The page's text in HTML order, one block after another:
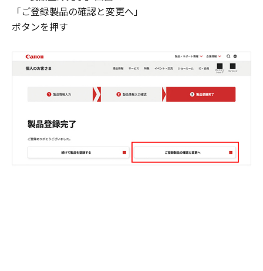
「ご登録製品の確認と変更へ」
ボタンを押す